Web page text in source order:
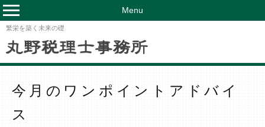
繁栄を築く未来の礎
Menu
今月のワンポイントアドバイ
ス